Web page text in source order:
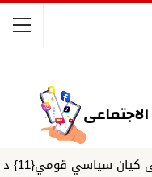
إسحاق تحديات...